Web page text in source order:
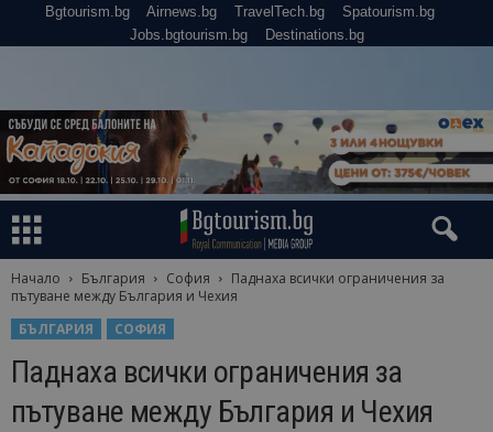
Bgtourism.bg Airnews.bg TravelTech.bg
Spatourism.bg
Jobs.bgtourism.bg
Destinations.bg
Начало България София
Паднаха всички ограничения за
пътуване между България и Чехия
БЪЛГАРИЯ
СОФИЯ
Паднаха всички ограничения за
пътуване между България и Чехия